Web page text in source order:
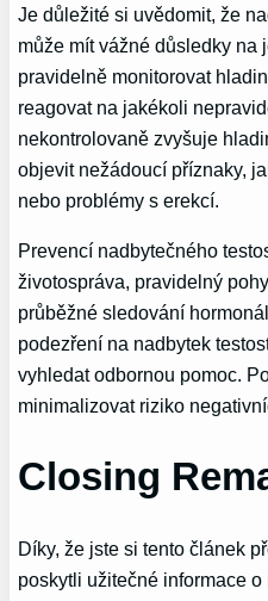
Je důležité si uvědomit, že
může mít vážné důsledky na
pravidelně monitorovat
reagovat na jakékoli
nekontrolovaně zvyšuje
objevit nežádoucí příznaky,
nebo problémy s erekcí.
Prevencí nadbytečného
životospráva, pravidelný
průběžné sledování
podezření na nadbytek
vyhledat odbornou pomoc.
minimalizovat riziko
Closing
Díky, že jste si tento článek
poskytli užitečné informace